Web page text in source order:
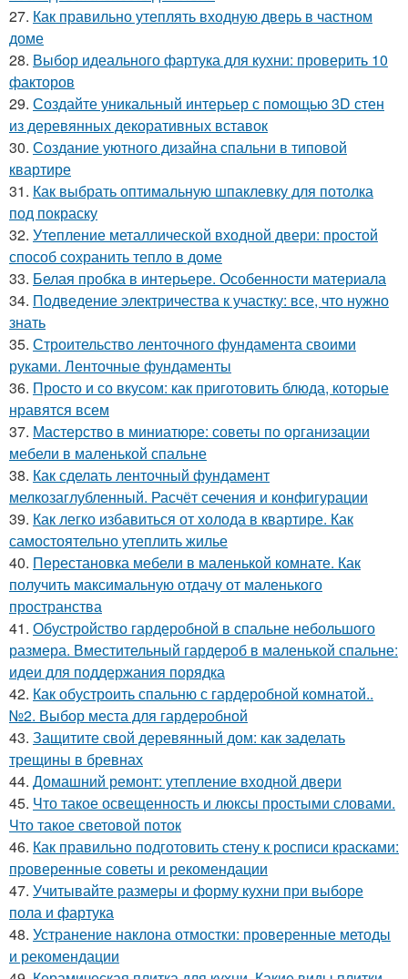
27. Как правильно утеплять входную дверь в частном
доме
28. Выбор идеального фартука для кухни: проверить 10
факторов
29. Создайте уникальный интерьер с помощью 3D стен
из деревянных декоративных вставок
30. Создание уютного дизайна спальни в типовой
квартире
31. Как выбрать оптимальную шпаклевку для потолка
под покраску
32. Утепление металлической входной двери: простой
способ сохранить тепло в доме
33. Белая пробка в интерьере. Особенности материала
34. Подведение электричества к участку: все, что нужно
знать
35. Строительство ленточного фундамента своими
руками. Ленточные фундаменты
36. Просто и со вкусом: как приготовить блюда, которые
нравятся всем
37. Мастерство в миниатюре: советы по организации
мебели в маленькой спальне
38. Как сделать ленточный фундамент
мелкозаглубленный. Расчёт сечения и конфигурации
39. Как легко избавиться от холода в квартире. Как
самостоятельно утеплить жилье
40. Перестановка мебели в маленькой комнате. Как
получить максимальную отдачу от маленького
пространства
41. Обустройство гардеробной в спальне небольшого
размера. Вместительный гардероб в маленькой спальне:
идеи для поддержания порядка
42. Как обустроить спальню с гардеробной комнатой..
№2. Выбор места для гардеробной
43. Защитите свой деревянный дом: как заделать
трещины в бревнах
44. Домашний ремонт: утепление входной двери
45. Что такое освещенность и люксы простыми словами.
Что такое световой поток
46. Как правильно подготовить стену к росписи красками:
проверенные советы и рекомендации
47. Учитывайте размеры и форму кухни при выборе
пола и фартука
48. Устранение наклона отмостки: проверенные методы
и рекомендации